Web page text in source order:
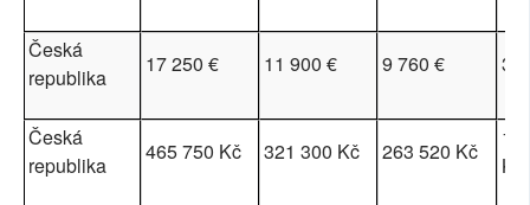
Česká
republika
17 250 € 11 900 € 9 760 € 38
Česká
republika
465 750 Kč 321 300 Kč 263 520 Kč
1
Kč